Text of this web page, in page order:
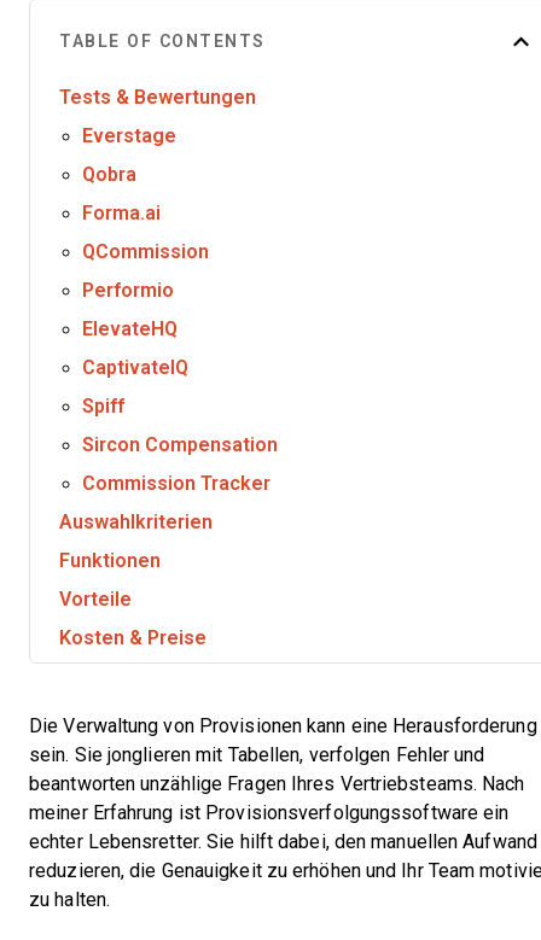
TABLE OF CONTENTS
Tests & Bewertungen
Everstage
Qobra
Forma.ai
QCommission
Performio
ElevateHQ
CaptivateIQ
Spiff
Sircon Compensation
Commission Tracker
Auswahlkriterien
Funktionen
Vorteile
Kosten & Preise
Die Verwaltung von Provisionen kann eine Herausforderung
sein. Sie jonglieren mit Tabellen, verfolgen Fehler und
beantworten unzählige Fragen Ihres Vertriebsteams. Nach
meiner Erfahrung ist Provisionsverfolgungssoftware ein
echter Lebensretter. Sie hilft dabei, den manuellen Aufwand
reduzieren, die Genauigkeit zu erhöhen und Ihr Team
zu halten.